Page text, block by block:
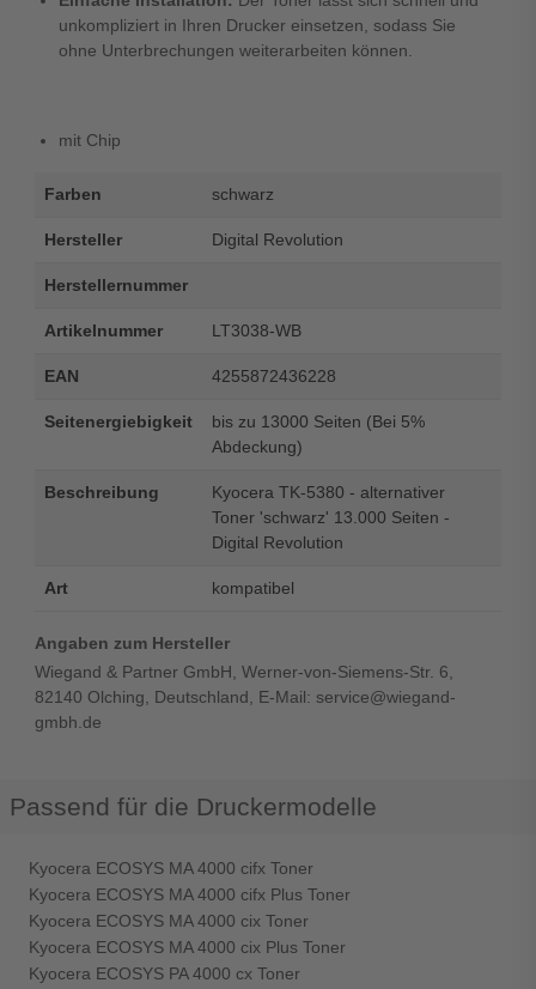
unkompliziert in Ihren Drucker einsetzen, sodass Sie
ohne Unterbrechungen weiterarbeiten können.
mit Chip
Farben schwarz
Hersteller Digital Revolution
Herstellernummer
Artikelnummer LT3038-WB
EAN 4255872436228
Seitenergiebigkeit
bis zu 13000 Seiten (Bei 5%
Abdeckung)
Beschreibung
Kyocera TK-5380 - alternativer
Toner 'schwarz' 13.000 Seiten -
Digital Revolution
Art kompatibel
Angaben zum Hersteller
Wiegand & Partner GmbH, Werner-von-Siemens-Str. 6,
82140 Olching, Deutschland, E-Mail: service@wiegand-
gmbh.de
Passend für die Druckermodelle
Kyocera ECOSYS MA 4000 cifx Toner
Kyocera ECOSYS MA 4000 cifx Plus Toner
Kyocera ECOSYS MA 4000 cix Toner
Kyocera ECOSYS MA 4000 cix Plus Toner
Kyocera ECOSYS PA 4000 cx Toner